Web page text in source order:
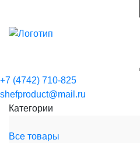
+7 (4742) 710-825
shefproduct@mail.ru
Категории
Все товары